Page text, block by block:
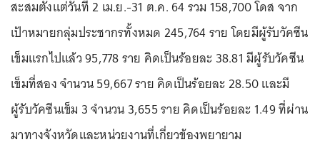
สะสมตั้งแต่วันที่ 2 เม.ย.-31 ต.ค. 64 รวม 158,700 โดส จาก
เป้าหมายกลุ่มประชากรทั้งหมด 245,764 ราย โดยมีผู้รับวัคซีน
เข็มแรกไปแล้ว 95,778 ราย คิดเป็นร้อยละ 38.81 มีผู้รับวัคซีน
เข็มที่สอง จำนวน 59,667 ราย คิดเป็นร้อยละ 28.50 และมี
ผู้รับวัคซีนเข็ม 3 จำนวน 3,655 ราย คิดเป็นร้อยละ 1.49 ที่ผ่าน
มาทางจังหวัดและหน่วยงานที่เกี่ยวข้องพยายาม